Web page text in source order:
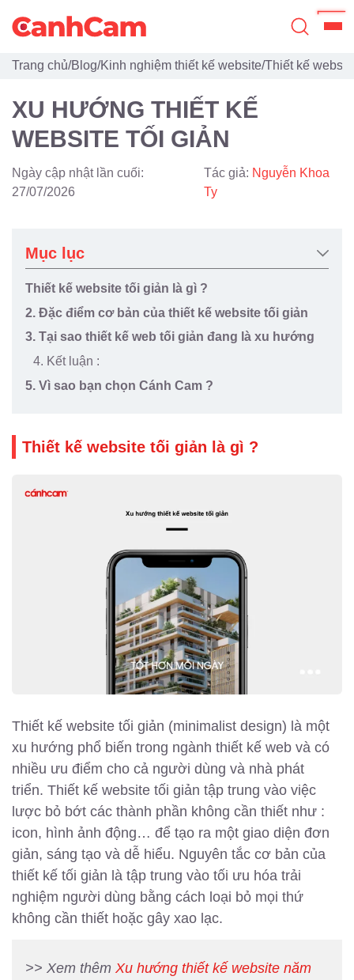
Trang Chủ
Giới Thiệu
Thiết Kế Website
Đã Thiết Kế
Quy Trình
Blog
Trang chủ/Blog/Kinh nghiệm thiết kế website/Thiết kế
XU HƯỚNG THIẾT KẾ
WEBSITE TỐI GIẢN
Ngày cập nhật lần cuối:
27/07/2026
Tác giả: Nguyễn Khoa
Ty
Mục lục
Thiết kế website tối giản là gì ?
2. Đặc điểm cơ bản của thiết kế website tối giản
3. Tại sao thiết kế web tối giản đang là xu hướng
4. Kết luận :
5. Vì sao bạn chọn Cánh Cam ?
Thiết kế website tối giản là gì ?
Thiết kế website tối giản (minimalist design) là một
xu hướng phổ biến trong ngành thiết kế web và có
nhiều ưu điểm cho cả người dùng và nhà phát
triển. Thiết kế website tối giản tập trung vào việc
lược bỏ bớt các thành phần không cần thiết như :
icon, hình ảnh động… để tạo ra một giao diện đơn
giản, sáng tạo và dễ hiểu. Nguyên tắc cơ bản của
thiết kế tối giản là tập trung vào tối ưu hóa trải
nghiệm người dùng bằng cách loại bỏ mọi thứ
không cần thiết hoặc gây xao lạc.
>> Xem thêm Xu hướng thiết kế website năm